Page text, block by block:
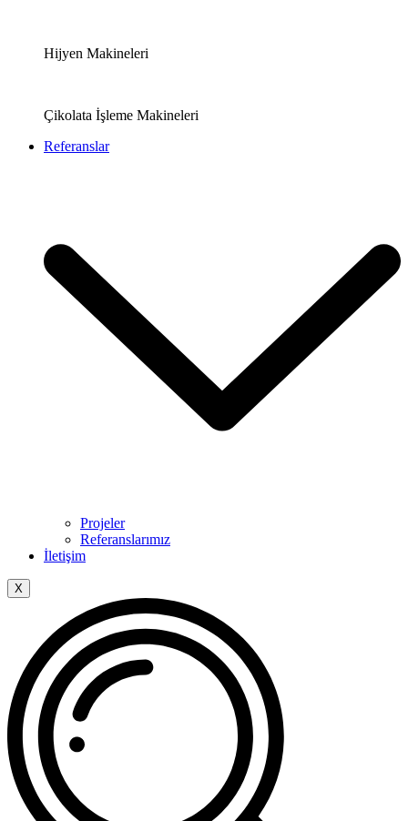
Hijyen Makineleri
Çikolata İşleme Makineleri
Referanslar
Projeler
Referanslarımız
İletişim
X